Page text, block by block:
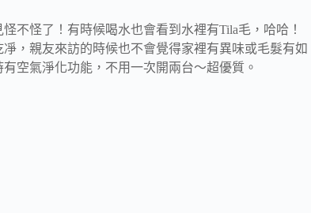
不怪了！有時候喝水也會看到水裡有Tila毛，哈哈！
，親友來訪的時候也不會覺得家裡有異味或毛髮有如
空氣淨化功能，不用一次開兩台～超優質。